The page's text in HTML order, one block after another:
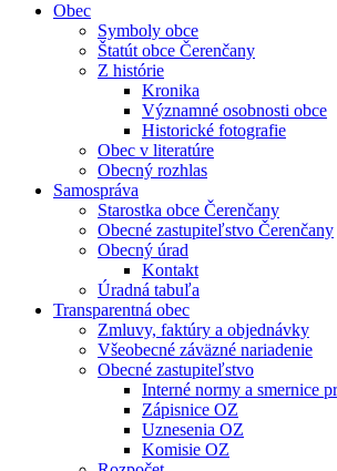
Obec
Symboly obce
Štatút obce Čerenčany
Z histórie
Kronika
Významné osobnosti obce
Historické fotografie
Obec v literatúre
Obecný rozhlas
Samospráva
Starostka obce Čerenčany
Obecné zastupiteľstvo Čerenčany
Obecný úrad
Kontakt
Úradná tabuľa
Transparentná obec
Zmluvy, faktúry a objednávky
Všeobecné záväzné nariadenie
Obecné zastupiteľstvo
Interné normy a smernice
Zápisnice OZ
Uznesenia OZ
Komisie OZ